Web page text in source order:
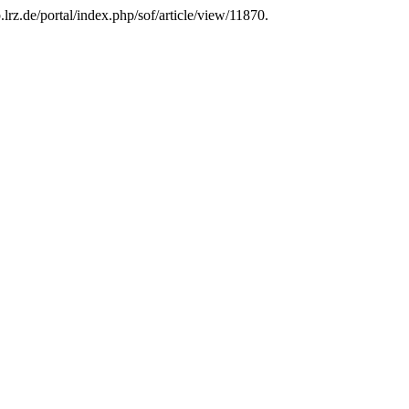
portal/index.php/sof/article/view/11870.